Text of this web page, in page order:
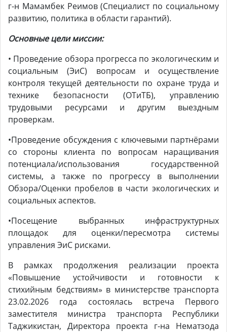
г-н Мамамбек Реимов (Специалист по социальному
развитию, политика в области гарантий).
Основныецелимиссии:
• Проведение обзора прогресса по экологическим и
социальным (ЭиС) вопросам и осуществление
контроля текущей деятельности по охране труда и
технике безопасности (ОТиТБ), управлению
трудовыми ресурсами и другим выездным
проверкам.
•Проведение обсуждения с ключевыми партнёрами
со стороны клиента по вопросам наращивания
потенциала/использования государственной
системы, а также по прогрессу в выполнении
Обзора/Оценки пробелов в части экологических и
социальных аспектов.
•Посещение выбранных инфраструктурных
площадок для оценки/пересмотра системы
управления ЭиС рисками.
В рамках продолжения реализации проекта
«Повышение устойчивости и готовности к
стихийным бедствиям» в министерстве транспорта
23.02.2026 года состоялась встреча Первого
заместителя министра транспорта Республики
Таджикистан, Директора проекта г-на Нематзода